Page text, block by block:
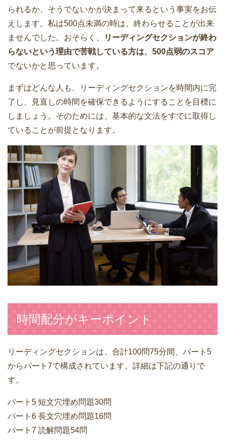
られるか、そうでないかが決まって来るという事実をお伝
えします。私は500点未満の時は、終わらせることが出来
ませんでした。おそらく、
リーディングセクションが終わ
らないという理由で苦戦している方は、500点弱のスコア
でないかと思っています。
まずはどんな人も、リーディングセクションを時間内に完
了し、見直しの時間を確保できるようにすることを目標に
しましょう。そのためには、基本的な文法をすでに取得し
ていることが前提となります。
時間配分がキーポイント
リーディングセクションは、合計100問75分間、パート5
からパート7で構成されています。詳細は下記の通りで
す。
パート5 短文穴埋め問題30問
パート6 長文穴埋め問題16問
パート7 読解問題54問